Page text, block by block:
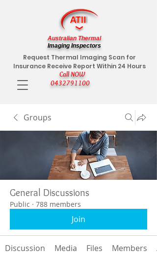
Call NOW
0432791100
Request Thermal Imaging Scan for
Insurance Receive Report Within 24 Hours
Australian Thermal
Imaging Inspectors
Groups
General Discussions
Public · 788 members
Join
Discussion Media Files Members